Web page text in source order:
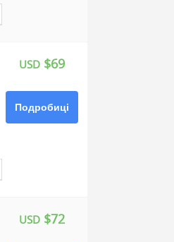
USD$69
Подробиці
USD$72